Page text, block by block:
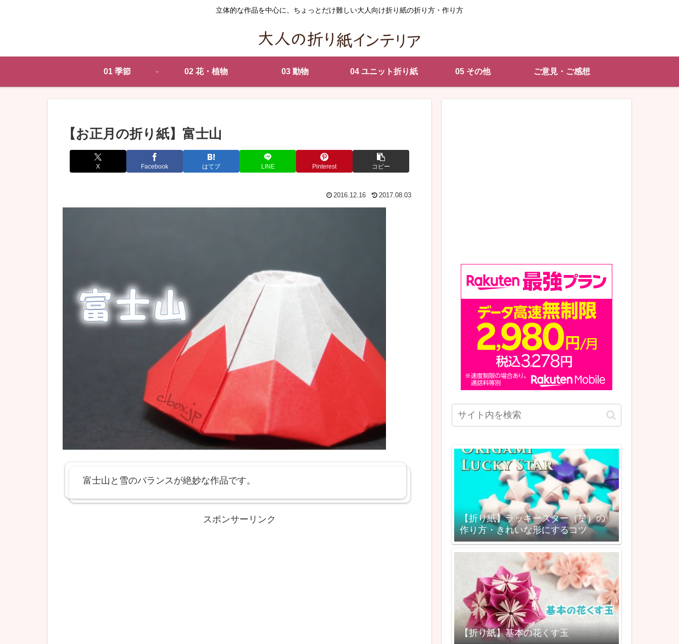
立体的な作品を中心に、ちょっとだけ難しい大人向け折り紙の折り方・作り方
01 季節 02 花・植物 03 動物 04 ユニット折り紙 05 その他 ご意見・ご感想
【お正月の折り紙】富士山
X Facebook はてブ LINE Pinterest コピー
2016.12.16 2017.08.03
富士山と雪のバランスが絶妙な作品です。
スポンサーリンク
【折り紙】ラッキースター（星）の
作り方・きれいな形にするコツ
【折り紙】基本の花くす玉